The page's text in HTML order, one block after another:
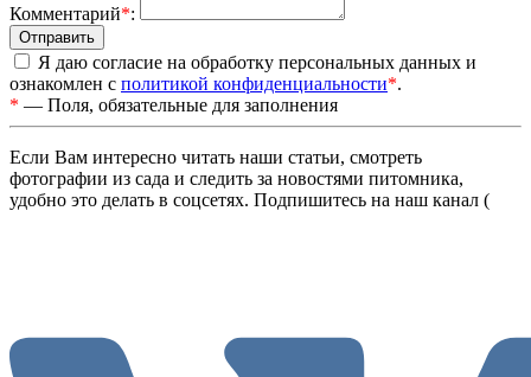
Комментарий*:
Я даю согласие на обработку персональных данных и
ознакомлен с политикой конфиденциальности*.
* — Поля, обязательные для заполнения
Если Вам интересно читать наши статьи, смотреть
фотографии из сада и следить за новостями питомника,
удобно это делать в соцсетях. Подпишитесь на наш канал (